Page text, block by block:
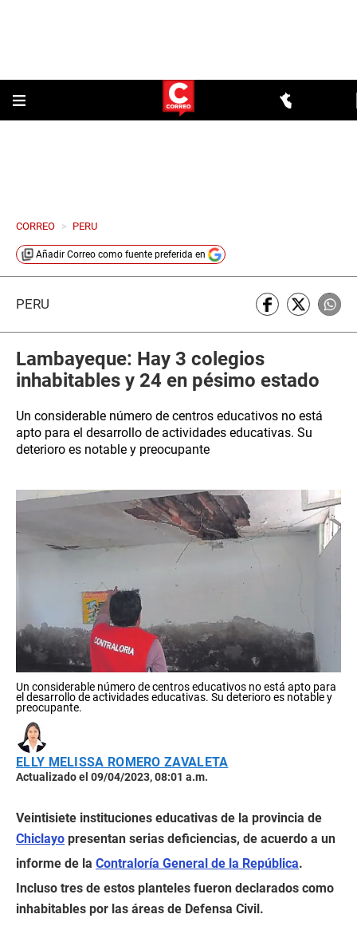
CORREO > PERU
Añadir Correo como fuente preferida en
PERÚ
Lambayeque: Hay 3 colegios
inhabitables y 24 en pésimo estado
Un considerable número de centros educativos no está
apto para el desarrollo de actividades educativas. Su
deterioro es notable y preocupante
Un considerable número de centros educativos no está apto para
el desarrollo de actividades educativas. Su deterioro es notable y
preocupante.
ELLY MELISSA ROMERO ZAVALETA
Actualizado el 09/04/2023, 08:01 a.m.
Veintisiete instituciones educativas de la provincia de
Chiclayo presentan serias deficiencias, de acuerdo a un
informe de la Contraloría General de la República.
Incluso tres de estos planteles fueron declarados como
inhabitables por las áreas de Defensa Civil.